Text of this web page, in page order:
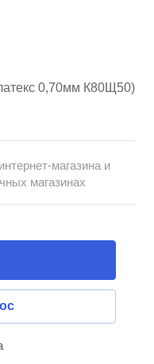
0,70мм К80Щ50)
магазина и
магазинах